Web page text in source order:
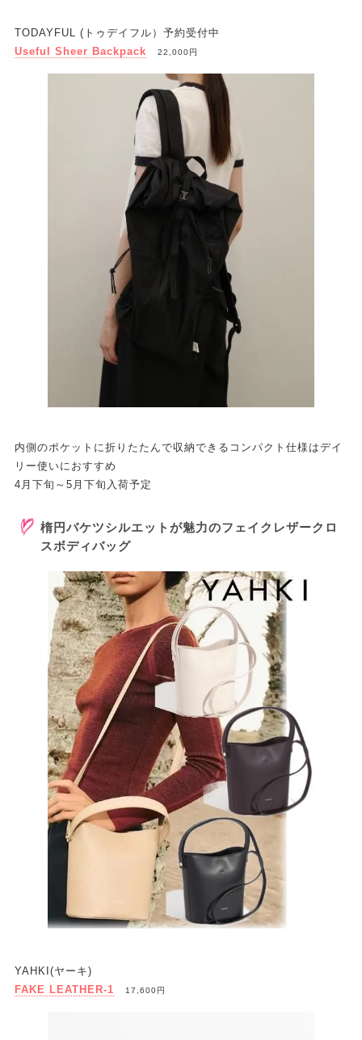
TODAYFUL (トゥデイフル）予約受付中
Useful Sheer Backpack
22,000円
内側のポケットに折りたたんで収納できるコンパクト仕様はデイ
リー使いにおすすめ
4月下旬～5月下旬入荷予定
楕円バケツシルエットが魅力のフェイクレザークロ
スボディバッグ
YAHKI(ヤーキ)
FAKE LEATHER-1
17,600円